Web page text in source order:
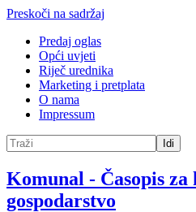
Preskoči na sadržaj
Predaj oglas
Opći uvjeti
Riječ urednika
Marketing i pretplata
O nama
Impressum
Idi
Komunal - Časopis
gospodarstvo